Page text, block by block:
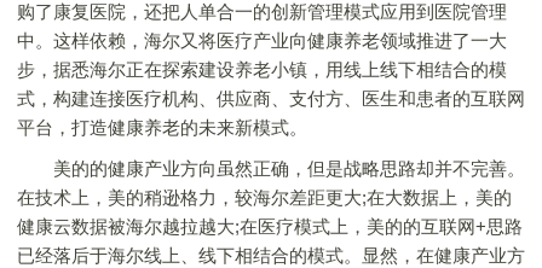
购了康复医院，还把人单合一的创新管理模式应用到医院管理
中。这样依赖，海尔又将医疗产业向健康养老领域推进了一大
步，据悉海尔正在探索建设养老小镇，用线上线下相结合的模
式，构建连接医疗机构、供应商、支付方、医生和患者的互联网
平台，打造健康养老的未来新模式。
美的的健康产业方向虽然正确，但是战略思路却并不完善。
在技术上，美的稍逊格力，较海尔差距更大;在大数据上，美的
健康云数据被海尔越拉越大;在医疗模式上，美的的互联网+思路
已经落后于海尔线上、线下相结合的模式。显然，在健康产业方